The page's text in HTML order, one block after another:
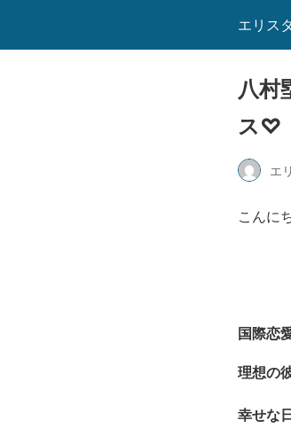
エリス
八村
ス♡
エ
こんに
国際恋
理想の
幸せな